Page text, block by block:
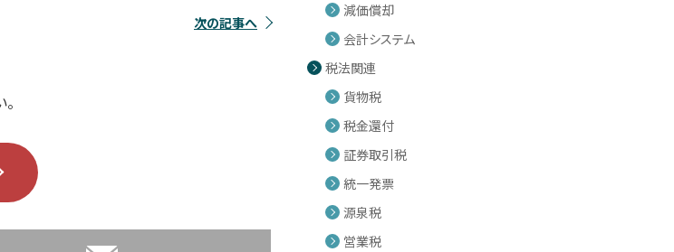
次の記事へ
減価償却
会計システム
税法関連
貨物税
税金還付
証券取引税
統一発票
源泉税
営業税